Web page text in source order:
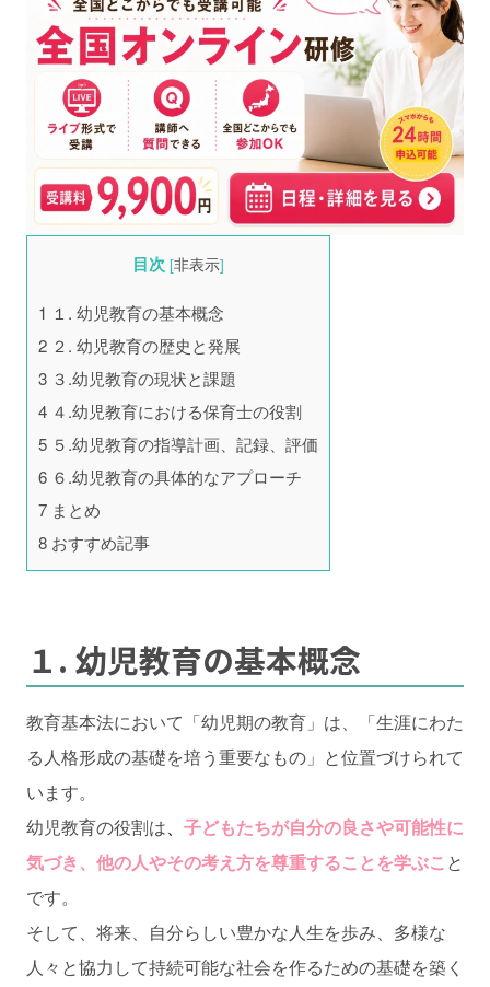
目次 [非表示]
1 １. 幼児教育の基本概念
2 ２. 幼児教育の歴史と発展
3 ３.幼児教育の現状と課題
4 ４.幼児教育における保育士の役割
5 ５.幼児教育の指導計画、記録、評価
6 ６.幼児教育の具体的なアプローチ
7 まとめ
8 おすすめ記事
１. 幼児教育の基本概念
教育基本法において「幼児期の教育」は、「生涯にわた
る人格形成の基礎を培う重要なもの」と位置づけられて
います。
幼児教育の役割は
子どもたちが自分の良さや可能性に
気づき、他の人やその考え方を尊重することを学ぶこ と
です。
そして、将来、自分らしい豊かな人生を歩み、多様な
人々と協力して持続可能な社会を作るための基礎を築く